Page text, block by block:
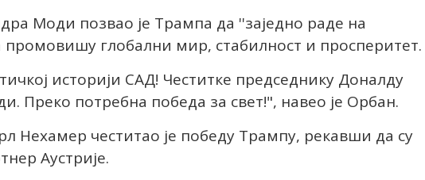
Моди позвао је Трампа да ''заједно раде на
глобални мир, стабилност и просперитет.
историји САД! Честитке председнику Доналду
Преко потребна победа за свет!", навео је Орбан.
Нехамер честитао је победу Трампу, рекавши да су
Аустрије.